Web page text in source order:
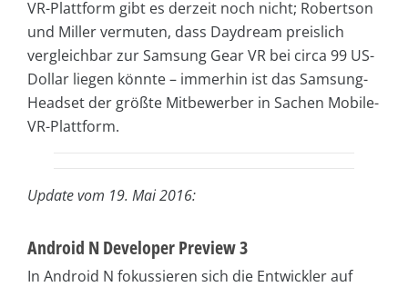
VR-Plattform gibt es derzeit noch nicht; Robertson
und Miller vermuten, dass Daydream preislich
vergleichbar zur Samsung Gear VR bei circa 99 US-
Dollar liegen könnte – immerhin ist das Samsung-
Headset der größte Mitbewerber in Sachen Mobile-
VR-Plattform.
Update vom 19. Mai 2016:
Android N Developer Preview 3
In Android N fokussieren sich die Entwickler auf